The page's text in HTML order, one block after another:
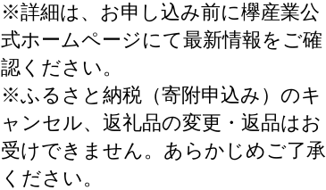
※詳細は、お申し込み前に欅産業公
式ホームページにて最新情報をご確
認ください。
※ふるさと納税（寄附申込み）のキ
ャンセル、返礼品の変更・返品はお
受けできません。あらかじめご了承
ください。